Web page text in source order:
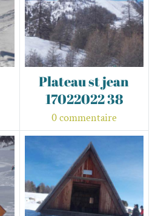
Plateau st jean
17022022 38
0 commentaire